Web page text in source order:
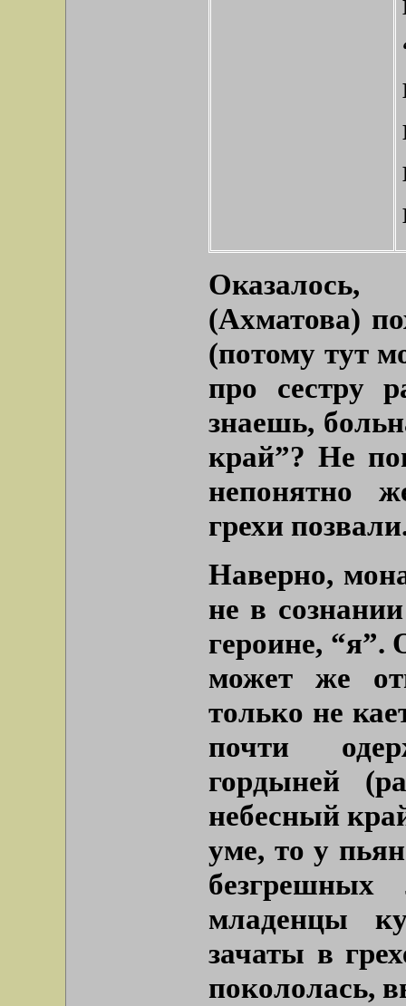
(Ахматова)
(потому тут
про сестру
знаешь,
край”? Не
непонятно
грехи
Наверно,
не в
героине, “я”.
может же
только не
почти
гордыней
небесный
уме, то у
младенцы
зачаты в
покололась,